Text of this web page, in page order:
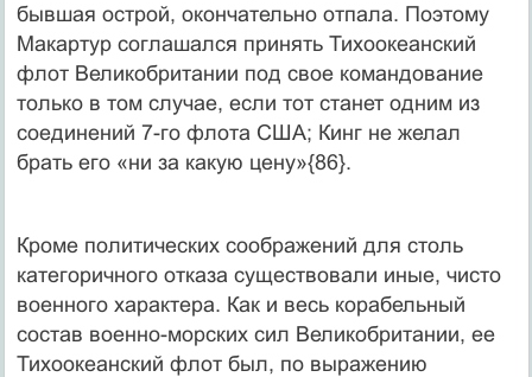
бывшая острой, окончательно отпала. Поэтому
Макартур соглашался принять Тихоокеанский
флот Великобритании под свое командование
только в том случае, если тот станет одним из
соединений 7-го флота США; Кинг не желал
брать его «ни за какую цену»{86}.
Кроме политических соображений для столь
категоричного отказа существовали иные, чисто
военного характера. Как и весь корабельный
состав военно-морских сил Великобритании, ее
Тихоокеанский флот был, по выражению